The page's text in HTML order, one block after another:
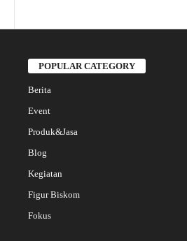
POPULAR CATEGORY
Berita
Event
Produk&Jasa
Blog
Kegiatan
Figur Biskom
Fokus